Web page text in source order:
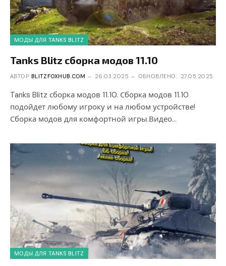
МОДЫ ДЛЯ TANKS BLITZ
Tanks Blitz сборка модов 11.10
АВТОР BLITZFOXHUB.COM 26.03.2025 ОБНОВЛЕНО: 27.05.2025
Tanks Blitz сборка модов 11.10. Сборка модов 11.10
подойдет любому игроку и на любом устройстве!
Сборка модов для комфортной игры.Видео…
МОДЫ ДЛЯ TANKS BLITZ